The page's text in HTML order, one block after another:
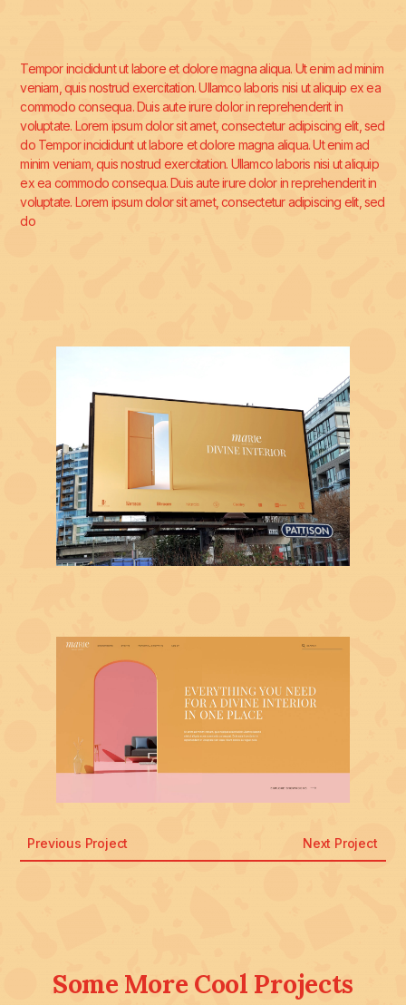
Tempor incididunt ut labore et dolore magna aliqua. Ut enim ad minim
veniam, quis nostrud exercitation. Ullamco laboris nisi ut aliquip ex ea
commodo consequa. Duis aute irure dolor in reprehenderit in
voluptate. Lorem ipsum dolor sit amet, consectetur adipiscing elit, sed
do Tempor incididunt ut labore et dolore magna aliqua. Ut enim ad
minim veniam, quis nostrud exercitation. Ullamco laboris nisi ut aliquip
ex ea commodo consequa. Duis aute irure dolor in reprehenderit in
voluptate. Lorem ipsum dolor sit amet, consectetur adipiscing elit, sed
do
Previous Project Next Project
Some More Cool Projects